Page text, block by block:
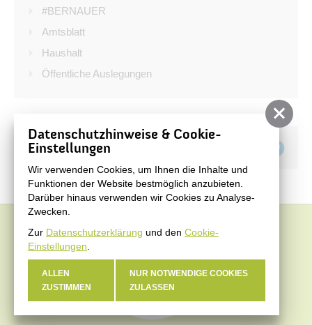
Bürgerservice
Bürgerinformation
Stadtverwaltung
#BERNAUER
Amtsblatt
Haushalt
Öffentliche Auslegungen
Teilen auf
Datenschutzhinweise & Cookie-
Einstellungen
Wir verwenden Cookies, um Ihnen die Inhalte und
Funktionen der Website bestmöglich anzubieten.
Darüber hinaus verwenden wir Cookies zu Analyse-
Zwecken.
Zur Datenschutzerklärung und den Cookie-
Einstellungen
ALLEN
ZUSTIMMEN
NUR NOTWENDIGE COOKIES
ZULASSEN